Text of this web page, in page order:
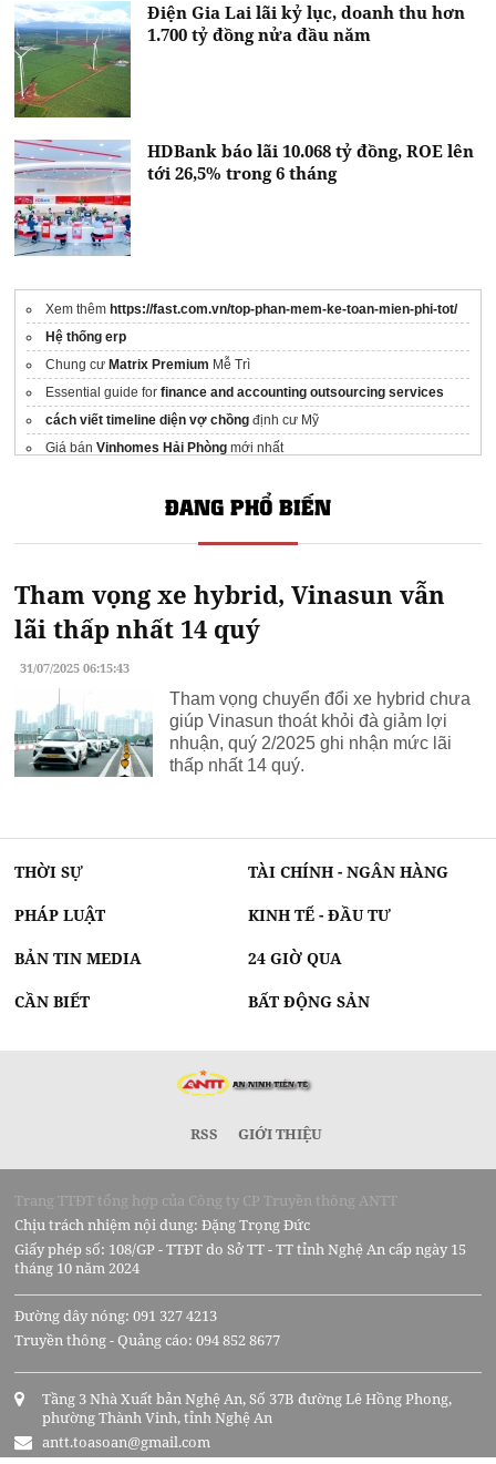
Điện Gia Lai lãi kỷ lục, doanh thu hơn
1.700 tỷ đồng nửa đầu năm
HDBank báo lãi 10.068 tỷ đồng, ROE lên
tới 26,5% trong 6 tháng
Xem thêm https://fast.com.vn/top-phan-mem-ke-toan-mien-phi-tot/
Hệ thống erp
Chung cư Matrix Premium Mễ Trì
Essential guide forfinance and accounting outsourcing services
cách viết timeline diện vợ chồng định cư Mỹ
Giá bánVinhomes Hải Phòng mới nhất
ĐANG PHỔ BIẾN
Tham vọng xe hybrid, Vinasun vẫn
lãi thấp nhất 14 quý
31/07/2025 06:15:43
Tham vọng chuyển đổi xe hybrid chưa
giúp Vinasun thoát khỏi đà giảm lợi
nhuận, quý 2/2025 ghi nhận mức lãi
thấp nhất 14 quý.
THỜI SỰ TÀI CHÍNH - NGÂN HÀNG
PHÁP LUẬT KINH TẾ - ĐẦU TƯ
BẢN TIN MEDIA 24 GIỜ QUA
CẦN BIẾT BẤT ĐỘNG SẢN
RSS GIỚI THIỆU
Trang TTĐT tổng hợp của Công ty CP Truyền thông ANTT
Chịu trách nhiệm nội dung: Đặng Trọng Đức
Giấy phép số: 108/GP - TTĐT do Sở TT - TT tỉnh Nghệ An cấp ngày 15
tháng 10 năm 2024
Đường dây nóng: 091 327 4213
Truyền thông - Quảng cáo: 094 852 8677
Tầng 3 Nhà Xuất bản Nghệ An, Số 37B đường Lê Hồng Phong,
phường Thành Vinh, tỉnh Nghệ An
antt.toasoan@gmail.com